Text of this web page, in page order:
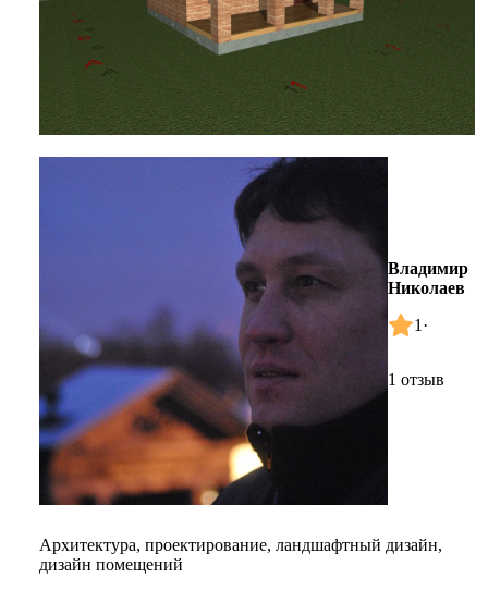
Владимир
Николаев
1 ·
1 отзыв
Архитектура, проектирование, ландшафтный дизайн,
дизайн помещений